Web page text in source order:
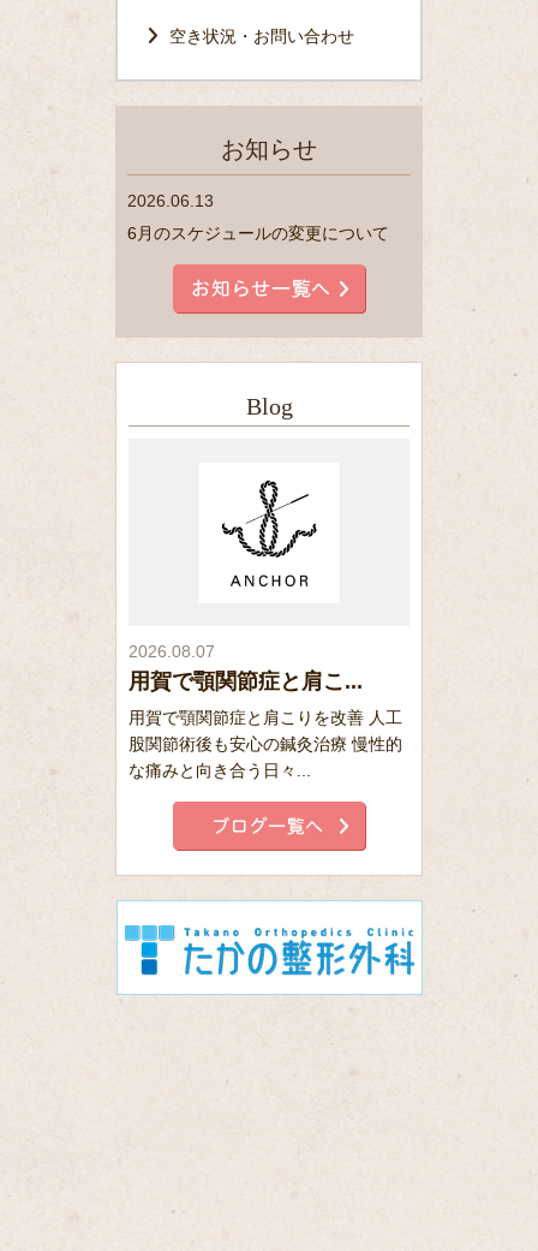
空き状況・お問い合わせ
お知らせ
2026.06.13
6月のスケジュールの変更について
Blog
2026.08.07
用賀で顎関節症と肩こ...
用賀で顎関節症と肩こりを改善 人工
股関節術後も安心の鍼灸治療 慢性的
な痛みと向き合う日々...